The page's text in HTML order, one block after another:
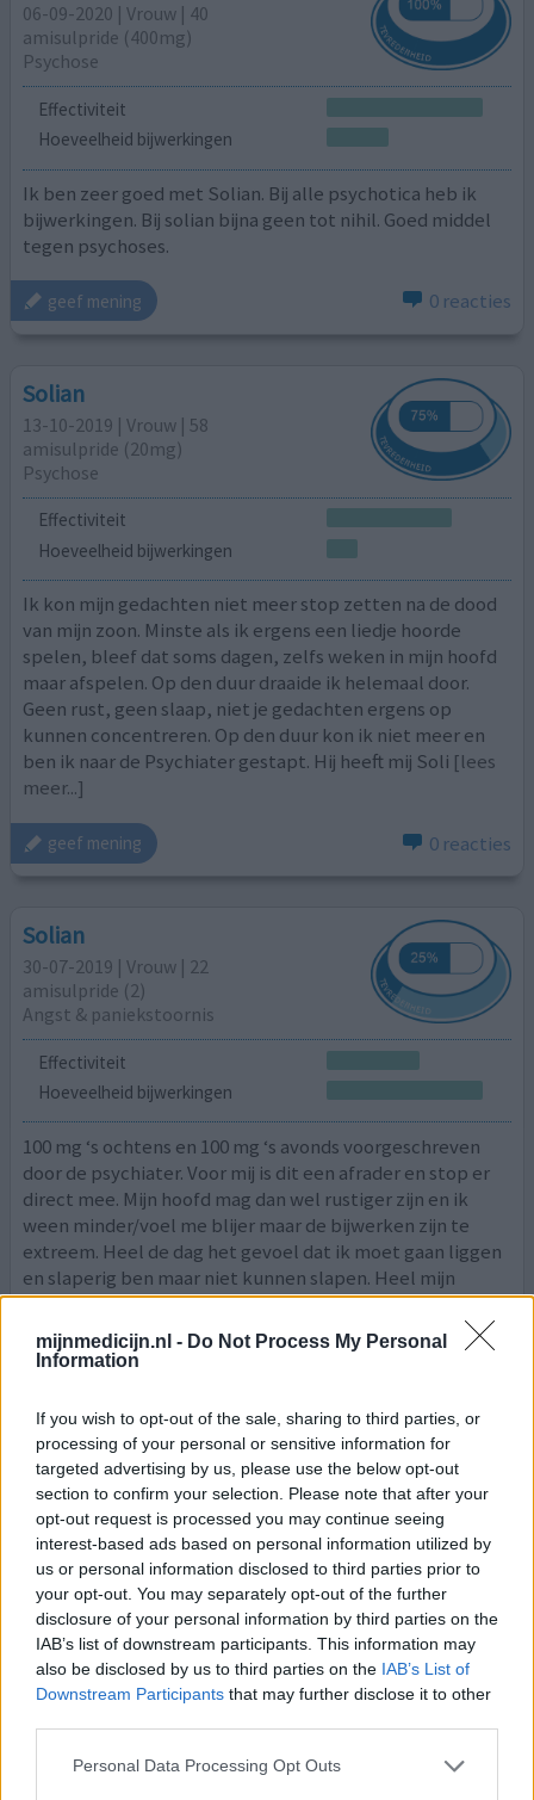
mijnmedicijn.nl - Do Not Process My Personal
Information
If you wish to opt-out of the sale, sharing to third parties, or
processing of your personal or sensitive information for
targeted advertising by us, please use the below opt-out
section to confirm your selection. Please note that after your
opt-out request is processed you may continue seeing
interest-based ads based on personal information utilized by
us or personal information disclosed to third parties prior to
your opt-out. You may separately opt-out of the further
disclosure of your personal information by third parties on the
IAB’s list of downstream participants. This information may
also be disclosed by us to third parties on the IAB’s List of
Downstream Participants that may further disclose it to other
Personal Data Processing Opt Outs
06-09-2020 | Vrouw | 40
amisulpride (400mg)
Psychose
Effectiviteit
Hoeveelheid bijwerkingen
Ik ben zeer goed met Solian. Bij alle psychotica heb ik
bijwerkingen. Bij solian bijna geen tot nihil. Goed middel
tegen psychoses.
geef mening 0 reacties
Solian
13-10-2019 | Vrouw | 58
amisulpride (20mg)
Psychose
Effectiviteit
Hoeveelheid bijwerkingen
Ik kon mijn gedachten niet meer stop zetten na de dood
van mijn zoon. Minste als ik ergens een liedje hoorde
spelen, bleef dat soms dagen, zelfs weken in mijn hoofd
maar afspelen. Op den duur draaide ik helemaal door.
Geen rust, geen slaap, niet je gedachten ergens op
kunnen concentreren. Op den duur kon ik niet meer en
ben ik naar de Psychiater gestapt. Hij heeft mij Soli [lees
meer...]
geef mening 0 reacties
Solian
30-07-2019 | Vrouw | 22
amisulpride (2)
Angst & paniekstoornis
Effectiviteit
Hoeveelheid bijwerkingen
100 mg ‘s ochtens en 100 mg ‘s avonds voorgeschreven
door de psychiater. Voor mij is dit een afrader en stop er
direct mee. Mijn hoofd mag dan wel rustiger zijn en ik
ween minder/voel me blijer maar de bijwerken zijn te
extreem. Heel de dag het gevoel dat ik moet gaan liggen
en slaperig ben maar niet kunnen slapen. Heel mijn
lichaam voelt meer gespannen en voel veel angst[lees
meer...]
Solian
13-12-2017 | Man | 35
amisulpride (200)
Borderline persoonlijkheidsstoornis
Effectiviteit
Hoeveelheid bijwerkingen
Ik heb volgende vraag gekregen: Hallo, ik heb een vraag.
daarom overgegaan naar Solian? En heeft u Clozapine